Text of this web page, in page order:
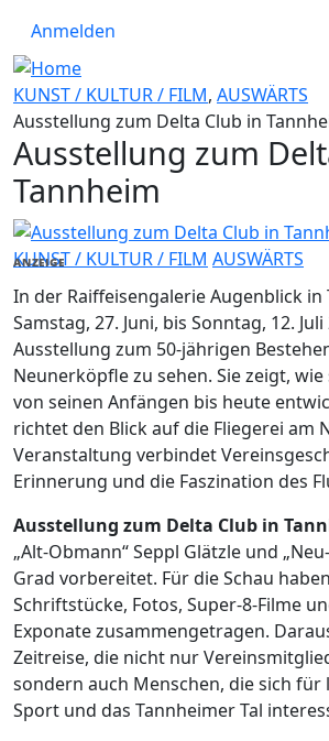
Anmelden
KUNST / KULTUR / FILM, AUSWÄRTS
Ausstellung zum Delta Club in
Ausstellung zum
Tannheim
KUNST / KULTUR / FILM AUSWÄRTS
ANZEIGE
In der Raiffeisengalerie Augenblick in
Samstag, 27. Juni, bis Sonntag, 12.
Ausstellung zum 50-jährigen
Neunerköpfle zu sehen. Sie zeigt,
von seinen Anfängen bis heute
richtet den Blick auf die Fliegerei am
Veranstaltung verbindet
Erinnerung und die Faszination des
Ausstellung zum Delta Club in
„Alt-Obmann“ Seppl Glätzle und
Grad vorbereitet. Für die Schau
Schriftstücke, Fotos, Super-8-Filme
Exponate zusammengetragen.
Zeitreise, die nicht nur
sondern auch Menschen, die sich für
Sport und das Tannheimer Tal